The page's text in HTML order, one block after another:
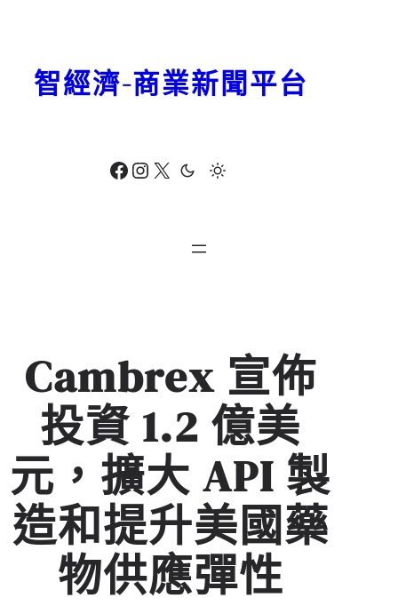
Facebook Instagram X
智經濟-商業新聞平台
Cambrex 宣佈
投資 1.2 億美
元，擴大 API 製
造和提升美國藥
物供應彈性